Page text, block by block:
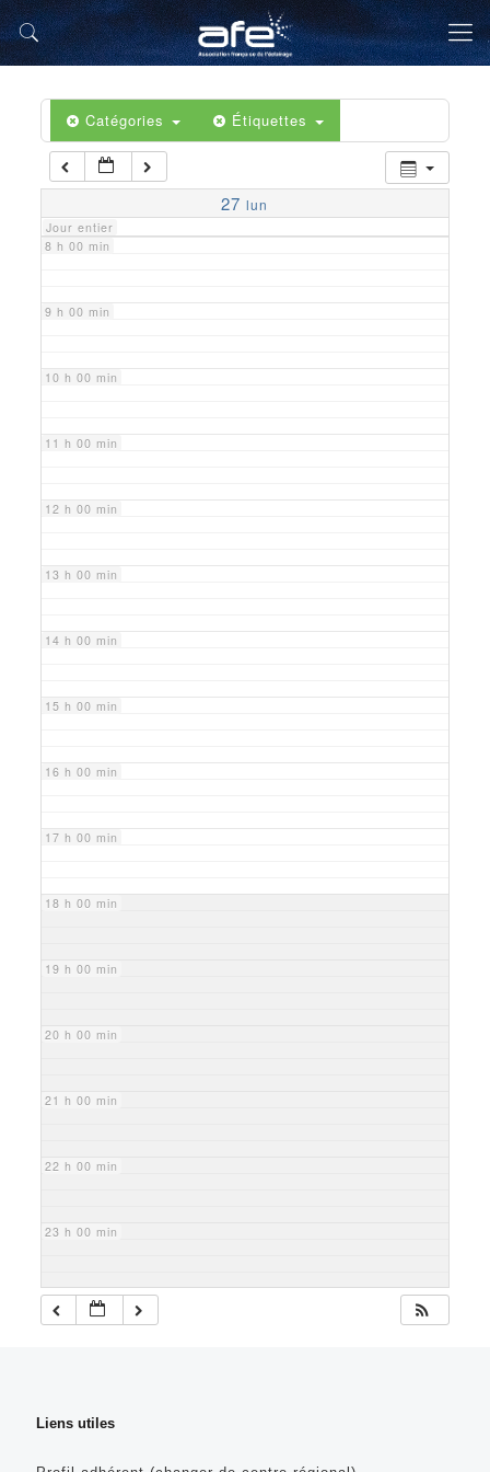
Catégories Étiquettes
27 lun
Jour entier
5 h 00 min
6 h 00 min
7 h 00 min
8 h 00 min
9 h 00 min
10 h 00 min
11 h 00 min
12 h 00 min
13 h 00 min
14 h 00 min
15 h 00 min
16 h 00 min
17 h 00 min
18 h 00 min
19 h 00 min
20 h 00 min
21 h 00 min
22 h 00 min
23 h 00 min
Liens utiles